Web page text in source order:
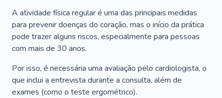
A atividade física regular é uma das principais medidas
para prevenir doenças do coração, mas o início da prática
pode trazer alguns riscos, especialmente para pessoas
com mais de 30 anos.
Por isso, é necessária uma avaliação pelo cardiologista, o
que inclui a entrevista durante a consulta, além de
exames (como o teste ergométrico).